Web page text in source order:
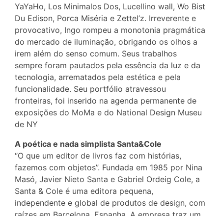
YaYaHo, Los Minimalos Dos, Lucellino wall, Wo Bist
Du Edison, Porca Miséria e Zettel’z. Irreverente e
provocativo, Ingo rompeu a monotonia pragmática
do mercado de iluminação, obrigando os olhos a
irem além do senso comum. Seus trabalhos
sempre foram pautados pela essência da luz e da
tecnologia, arrematados pela estética e pela
funcionalidade. Seu portfólio atravessou
fronteiras, foi inserido na agenda permanente de
exposições do MoMa e do National Design Museu
de NY
A poética e nada simplista Santa&Cole
“O que um editor de livros faz com histórias,
fazemos com objetos”. Fundada em 1985 por Nina
Masó, Javier Nieto Santa e Gabriel Ordeig Cole, a
Santa & Cole é uma editora pequena,
independente e global de produtos de design, com